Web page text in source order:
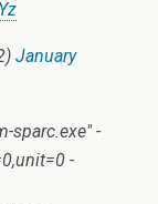
January
sparc.exe" -
-